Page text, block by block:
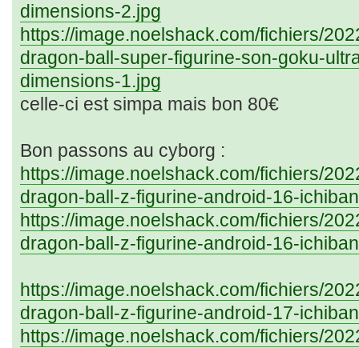
dimensions-2.jpg
https://image.noelshack.com/fichiers/
dragon-ball-super-figurine-son-goku-
dimensions-1.jpg
celle-ci est simpa mais bon 80€
Bon passons au cyborg :
https://image.noelshack.com/fichiers/
dragon-ball-z-figurine-android-16-
https://image.noelshack.com/fichiers/
dragon-ball-z-figurine-android-16-
https://image.noelshack.com/fichiers/
dragon-ball-z-figurine-android-17-
https://image.noelshack.com/fichiers/